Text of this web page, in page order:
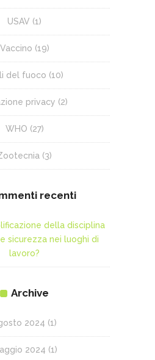
USAV (1)
Vaccino (19)
del fuoco (10)
privacy (2)
WHO (27)
(3)
recenti
della disciplina
sicurezza nei luoghi di
lavoro?
Archive
2024 (1)
2024 (1)